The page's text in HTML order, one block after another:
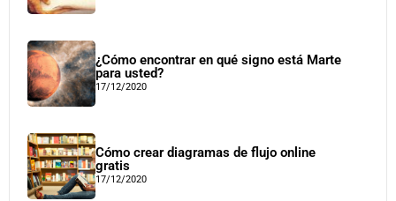
¿Cómo encontrar en qué signo está Marte
para usted?
17/12/2020
Cómo crear diagramas de flujo online
gratis
17/12/2020